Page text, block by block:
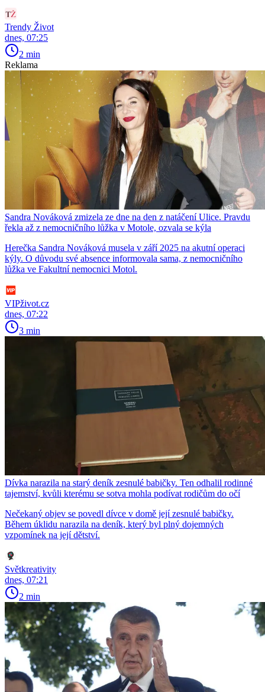
Trendy Život
dnes, 07:25
2 min
Reklama
Sandra Nováková zmizela ze dne na den z natáčení Ulice. Pravdu
řekla až z nemocničního lůžka v Motole, ozvala se kýla
Herečka Sandra Nováková musela v září 2025 na akutní operaci
kýly. O důvodu své absence informovala sama, z nemocničního
lůžka ve Fakultní nemocnici Motol.
VIPživot.cz
dnes, 07:22
3 min
Dívka narazila na starý deník zesnulé babičky. Ten odhalil rodinné
tajemství, kvůli kterému se sotva mohla podívat rodičům do očí
Nečekaný objev se povedl dívce v domě její zesnulé babičky.
Během úklidu narazila na deník, který byl plný dojemných
vzpomínek na její dětství.
Světkreativity
dnes, 07:21
2 min